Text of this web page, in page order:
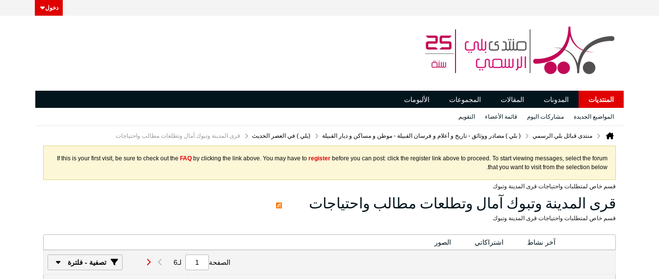
دخول
المنتديات المدونات المقالات المجموعات الألبومات
المواضيع الجديدة مشاركات اليوم قائمة الأعضاء التقويم
منتدى قبائل بلي الرسمي ( بلي ) مصادر ووثائق - تاريخ و أعلام و فرسان القبيلة - موطن و مساكن و ديار القبيلة (بلي ) في العصر الحديث قرى المدينة وتبوك آمال وتطلعات مطالب واحتياجات
If this is your first visit, be sure to check out the FAQ by clicking the link above. You may have to register before you can post: click the register link above to proceed. To start viewing messages, select the forum
that you want to visit from the selection below.
قسم خاص لمتطلبات واحتياجات قرى المدينة وتبوك
قرى المدينة وتبوك آمال وتطلعات مطالب واحتياجات
قسم خاص لمتطلبات واحتياجات قرى المدينة وتبوك
آخر نشاط اشتراكاتي الصور
الصفحة لـ6 تصفية - فلترة